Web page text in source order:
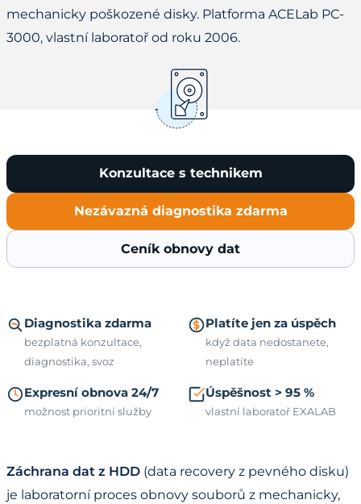
mechanicky poškozené disky. Platforma ACELab PC-
3000, vlastní laboratoř od roku 2006.
Konzultace s technikem
Nezávazná diagnostika zdarma
Ceník obnovy dat
Diagnostika zdarma
bezplatná konzultace,
diagnostika, svoz
Platíte jen za úspěch
když data nedostanete,
neplatíte
Expresní obnova 24/7
možnost prioritní služby
Úspěšnost > 95 %
vlastní laboratoř EXALAB
Záchrana dat z HDD (data recovery z pevného disku)
je laboratorní proces obnovy souborů z mechanicky,